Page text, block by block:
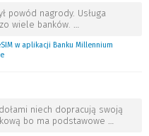
powód nagrody. Usługa
wiele banków. …
w aplikacji Banku Millennium
niech dopracują swoją
bo ma podstawowe …